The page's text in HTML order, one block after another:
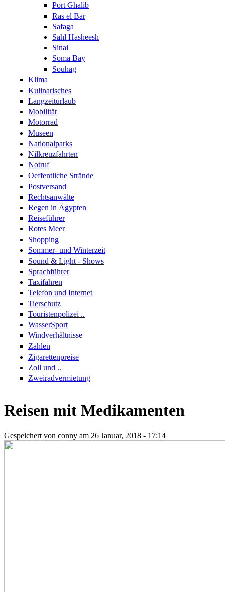
Port Ghalib
Ras el Bar
Safaga
Sahl Hasheesh
Sinai
Soma Bay
Souhag
Klima
Kulinarisches
Langzeiturlaub
Mobilität
Motorrad
Museen
Nationalparks
Nilkreuzfahrten
Notruf
Oeffentliche Strände
Postversand
Rechtsanwälte
Regen in Ägypten
Reiseführer
Rotes Meer
Shopping
Sommer- und Winterzeit
Sound & Light - Shows
Sprachführer
Taxifahren
Telefon und Internet
Tierschutz
Touristenpolizei ..
WasserSport
Windverhältnisse
Zahlen
Zigarettenpreise
Zoll und ..
Zweiradvermietung
Reisen mit Medikamenten
Gespeichert von conny am 26 Januar, 2018 - 17:14